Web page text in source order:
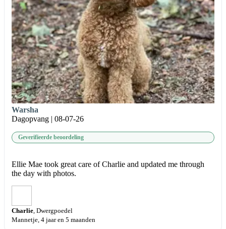
Warsha
Dagopvang | 08-07-26
Geverifieerde beoordeling
Ellie Mae took great care of Charlie and updated me through
the day with photos.
Charlie , Dwergpoedel
Mannetje, 4 jaar en 5 maanden